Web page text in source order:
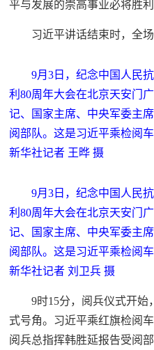
平与发展的崇高事业必将胜利
习近平讲话结束时，全
9月3日，纪念中国人民
利80周年大会在北京天安门
记、国家主席、中央军委主
阅部队。这是习近平乘检阅
新华社记者 王晔 摄
9月3日，纪念中国人民
利80周年大会在北京天安门
记、国家主席、中央军委主
阅部队。这是习近平乘检阅
新华社记者 刘卫兵 摄
9时15分，阅兵仪式开
式号角。习近平乘红旗检阅
阅兵总指挥韩胜延报告受阅